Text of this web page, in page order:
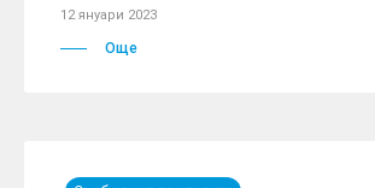
12 януари 2023
Още